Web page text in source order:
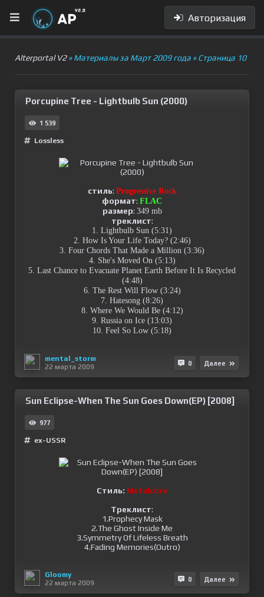
Авторизация
Alterportal V2» Материалы за Март 2009 года » Страница 10
Porcupine Tree - Lightbulb Sun (2000)
1 539
Lossless
стиль: Progressive Rock
формат: FLAC
размер: 349 mb
треклист:
1. Lightbulb Sun (5:31)
2. How Is Your Life Today? (2:46)
3. Four Chords That Made a Million (3:36)
4. She's Moved On (5:13)
5. Last Chance to Evacuate Planet Earth Before It Is Recycled
(4:48)
6. The Rest Will Flow (3:24)
7. Hatesong (8:26)
8. Where We Would Be (4:12)
9. Russia on Ice (13:03)
10. Feel So Low (5:18)
mental_storm
22 марта 2009
0 Далее
Sun Eclipse-When The Sun Goes Down(EP) [2008]
977
ex-USSR
Cтиль: Metalcore
Треклист:
1.Prophecy Mask
2.The Ghost Inside Me
3.Symmetry Of Lifeless Breath
4.Fading Memories(Outro)
Gloomy
22 марта 2009
0 Далее